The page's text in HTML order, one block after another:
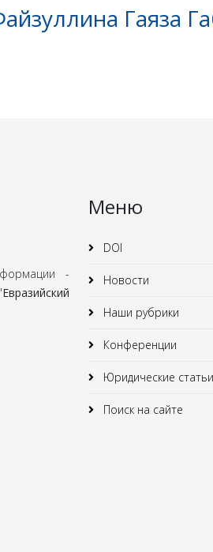
Гаяза
-
Евразийский
Меню
DOI
Новости
Наши рубрики
Конференции
Юридические статьи
Поиск на сайте